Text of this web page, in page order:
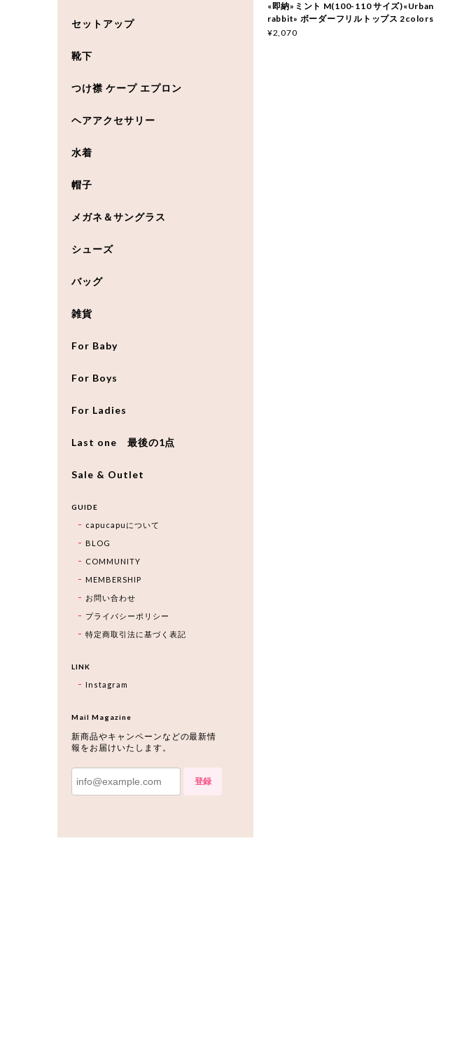
«即納»ミント M(100-110 サイズ)«Urban
rabbit» ボーダーフリルトップス 2colors
¥2,070
セットアップ
靴下
つけ襟 ケープ エプロン
ヘアアクセサリー
水着
帽子
メガネ＆サングラス
シューズ
バッグ
雑貨
For Baby
For Boys
For Ladies
Last one 最後の1点
Sale & Outlet
GUIDE
capucapuについて
BLOG
COMMUNITY
MEMBERSHIP
お問い合わせ
プライバシーポリシー
特定商取引法に基づく表記
LINK
Instagram
Mail Magazine
新商品やキャンペーンなどの最新情
報をお届けいたします。
登録